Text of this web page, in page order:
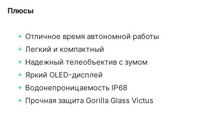
Плюсы
Отличное время автономной работы
Легкий и компактный
Надежный телеобъектив с зумом
Яркий OLED-дисплей
Водонепроницаемость IP68
Прочная защита Gorilla Glass Victus